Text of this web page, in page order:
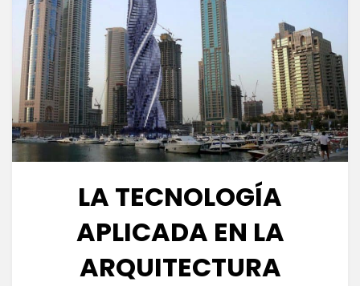
LA TECNOLOGÍA
APLICADA EN LA
ARQUITECTURA